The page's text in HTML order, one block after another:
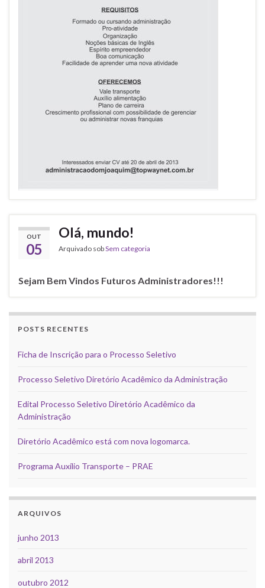
OUT
05
Olá, mundo!
Arquivado sobSem categoria
Sejam Bem Vindos Futuros Administradores!!!
POSTS RECENTES
Ficha de Inscrição para o Processo Seletivo
Processo Seletivo Diretório Acadêmico da Administração
Edital Processo Seletivo Diretório Acadêmico da
Administração
Diretório Acadêmico está com nova logomarca.
Programa Auxílio Transporte – PRAE
ARQUIVOS
junho 2013
abril 2013
outubro 2012